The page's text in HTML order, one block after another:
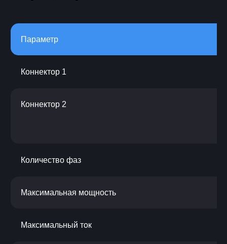
Параметр
Коннектор 1
Коннектор 2
Количество фаз
Максимальная мощность
Максимальный ток